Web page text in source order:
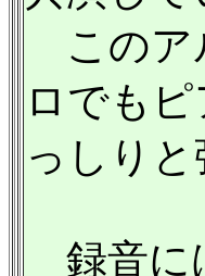
このア
ロでも
っしり
録音に